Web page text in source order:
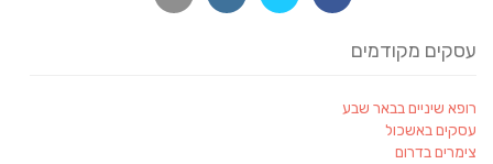
עסקים מקודמים
רופא שיניים בבאר שבע
עסקים באשכול
צימרים בדרום